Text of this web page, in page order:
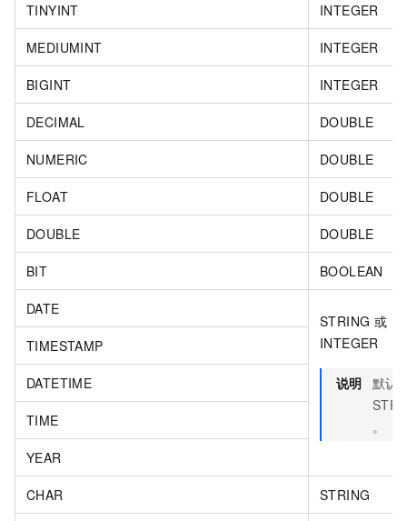
TINYINT INTEGER
MEDIUMINT INTEGER
BIGINT INTEGER
DECIMAL DOUBLE
NUMERIC DOUBLE
FLOAT DOUBLE
DOUBLE DOUBLE
BIT BOOLEAN
DATE
STRING 或
INTEGER
说明 默认
。
TIMESTAMP
DATETIME
TIME
YEAR
CHAR STRING